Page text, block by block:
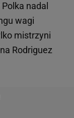
nadal
wagi
mistrzyni
Rodriguez